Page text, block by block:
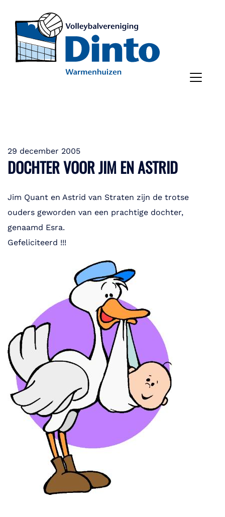
29 december 2005
DOCHTER VOOR JIM EN ASTRID
Jim Quant en Astrid van Straten zijn de trotse
ouders geworden van een prachtige dochter,
genaamd Esra.
Gefeliciteerd !!!